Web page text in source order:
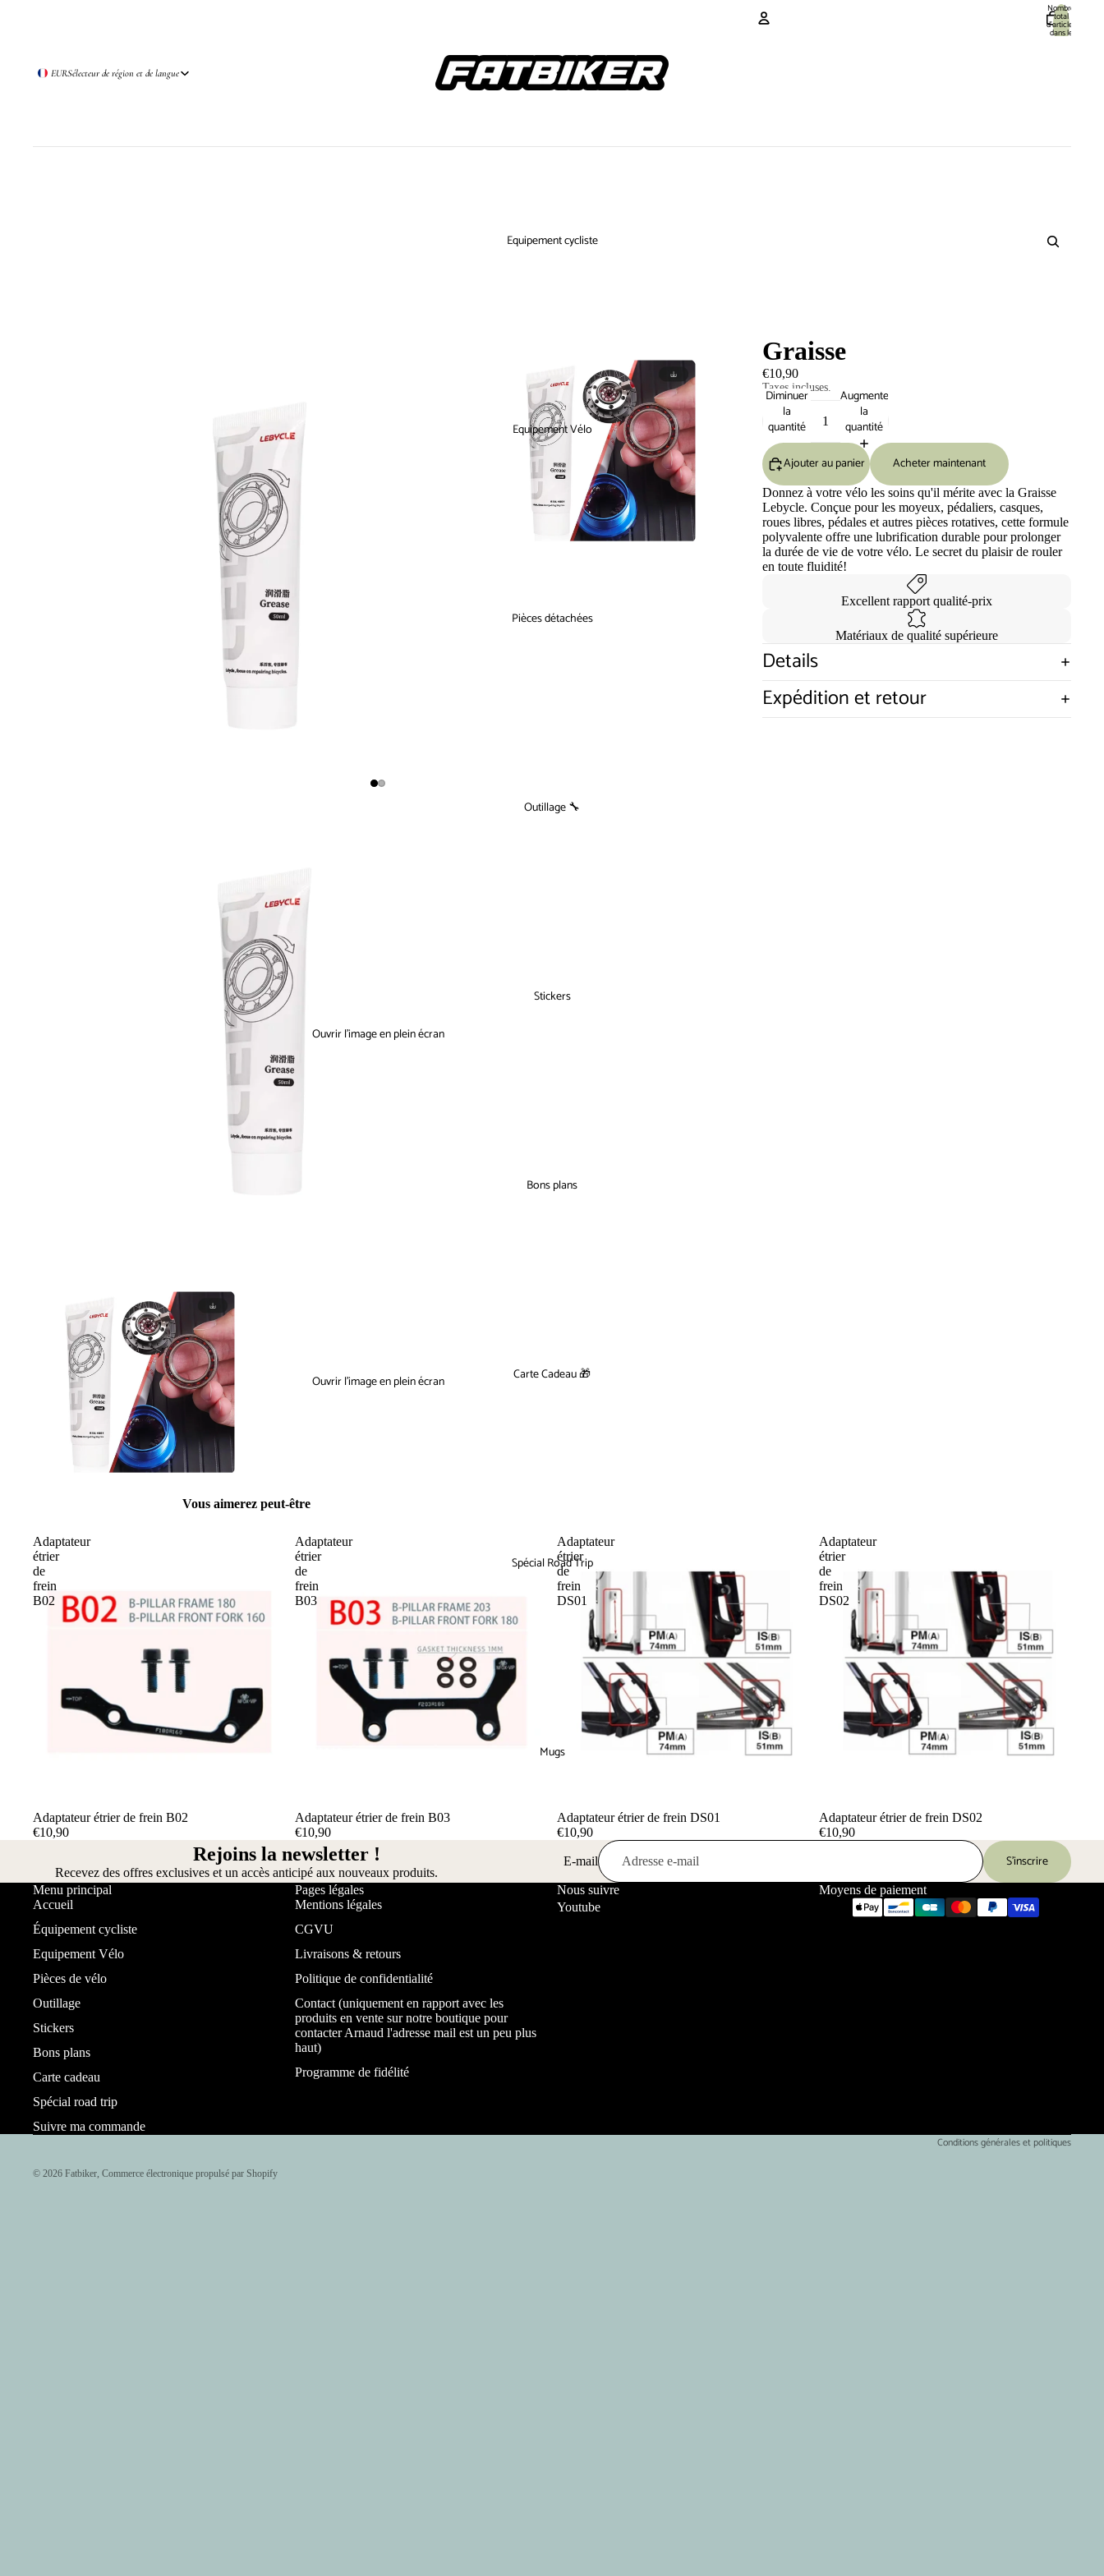
EURSélecteur de région et de langue
Nombre
total
d’articles
dans le
panier: 0
Equipement cycliste
Equipement Vélo
Pièces détachées
Outillage 🔧
Stickers
Bons plans
Carte Cadeau 🎁
Spécial Road Trip
Mugs
Ouvrir l’image en plein écran
Ouvrir l’image en plein écran
Graisse
€10,90
Taxes incluses.
Diminuer
la
quantité
Augmenter
la
quantité
Ajouter au panier
Acheter maintenant
Donnez à votre vélo les soins qu'il mérite avec la Graisse
Lebycle. Conçue pour les moyeux, pédaliers, casques,
roues libres, pédales et autres pièces rotatives, cette formule
polyvalente offre une lubrification durable pour prolonger
la durée de vie de votre vélo. Le secret du plaisir de rouler
en toute fluidité!
Excellent rapport qualité-prix
Matériaux de qualité supérieure
Details
Expédition et retour
Vous aimerez peut-être
Adaptateur
étrier
de
frein
B02
Adaptateur étrier de frein B02
€10,90
Adaptateur
étrier
de
frein
B03
Adaptateur étrier de frein B03
€10,90
Adaptateur
étrier
de
frein
DS01
Adaptateur étrier de frein DS01
€10,90
Adaptateur
étrier
de
frein
DS02
Adaptateur étrier de frein DS02
€10,90
Rejoins la newsletter !
Recevez des offres exclusives et un accès anticipé aux nouveaux produits.
E-mail S’inscrire
Menu principal
Accueil
Équipement cycliste
Equipement Vélo
Pièces de vélo
Outillage
Stickers
Bons plans
Carte cadeau
Spécial road trip
Suivre ma commande
Pages légales
Mentions légales
CGVU
Livraisons & retours
Politique de confidentialité
Contact (uniquement en rapport avec les
produits en vente sur notre boutique pour
contacter Arnaud l'adresse mail est un peu plus
haut)
Programme de fidélité
Nous suivre
Youtube
Moyens de paiement
© 2026 Fatbiker Commerce électronique propulsé par Shopify
Conditions générales et politiques